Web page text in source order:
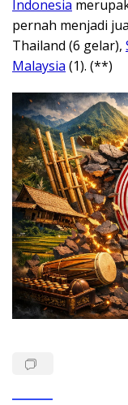
Indonesia
pernah menjadi
Thailand (6 gelar),
Malaysia (1). (**)